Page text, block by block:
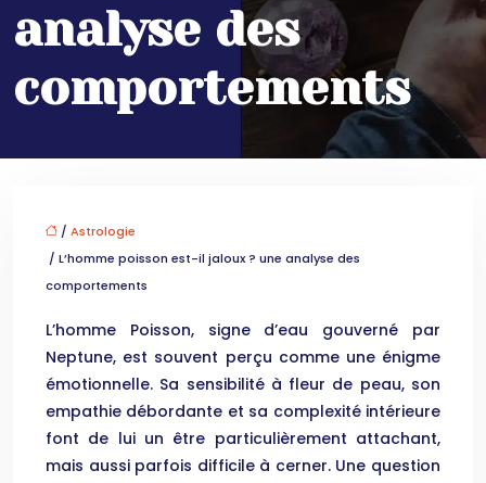
analyse des
comportements
/ Astrologie
/ L’homme poisson est-il jaloux ? une analyse des
comportements
L’homme Poisson, signe d’eau gouverné par
Neptune, est souvent perçu comme une énigme
émotionnelle. Sa sensibilité à fleur de peau, son
empathie débordante et sa complexité intérieure
font de lui un être particulièrement attachant,
mais aussi parfois difficile à cerner. Une question